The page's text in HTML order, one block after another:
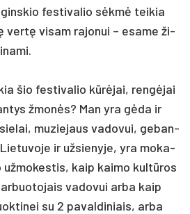
fes­ti­va­lio sėkmė tei­kia
vertę vi­sam ra­jo­nui – esa­me ži­
šio fes­ti­va­lio kūrėjai, rengė­jai
žmonės? Man yra gėda ir
mu­zie­jaus va­do­vui, ge­ban­
ir už­sie­ny­je, yra mo­ka­
kaip kai­mo kultū­ros
va­do­vui ar­ba kaip
su 2 pa­val­di­niais, ar­ba